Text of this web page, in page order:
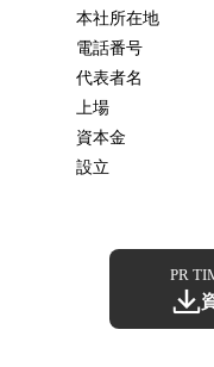
本社所在地
電話番号
代表者名
上場
資本金
設立
PR